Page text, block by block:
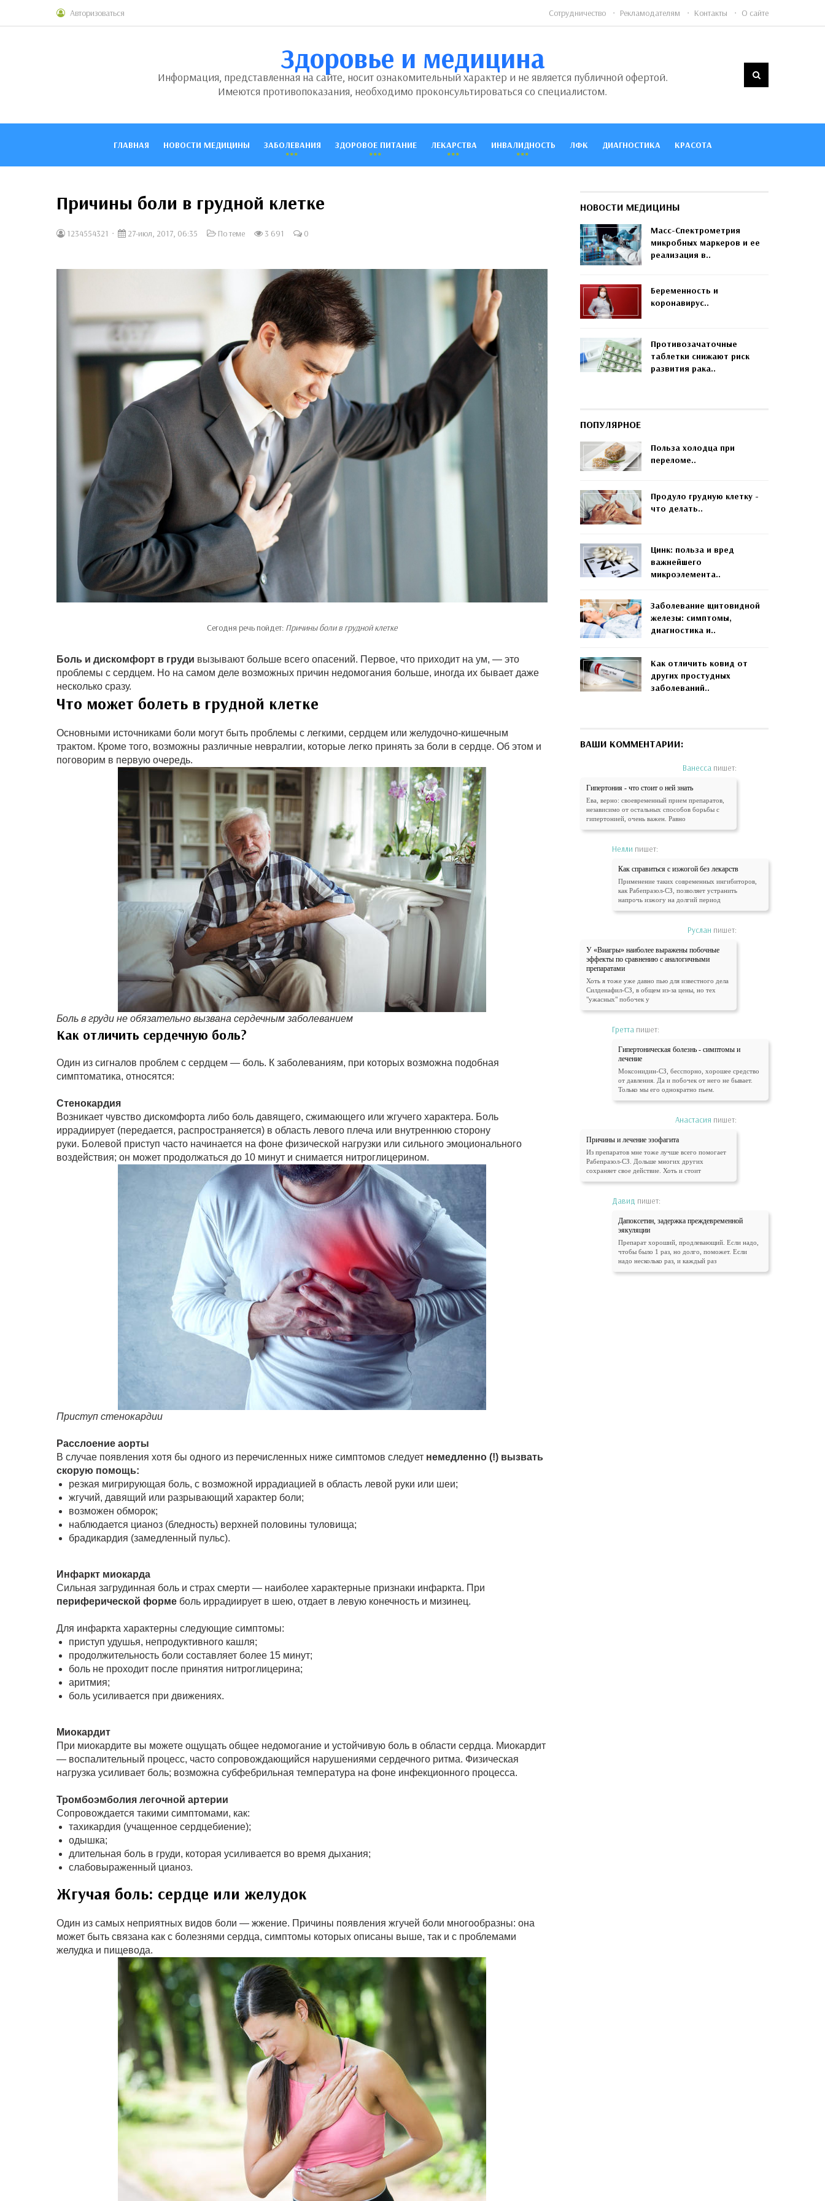
Авторизоваться Сотрудничество Рекламодателям Контакты О сайте
Здоровье и медицина
Информация, представленная на сайте, носит ознакомительный характер и не является публичной офертой.
Имеются противопоказания, необходимо проконсультироваться со специалистом.
ГЛАВНАЯ НОВОСТИ МЕДИЦИНЫ ЗАБОЛЕВАНИЯ ЗДОРОВОЕ ПИТАНИЕ ЛЕКАРСТВА ИНВАЛИДНОСТЬ ЛФК ДИАГНОСТИКА КРАСОТА
Причины боли в грудной клетке
1234554321 27-июл, 2017, 06:35 По теме 3 691 0
Сегодня речь пойдет: Причины боли в грудной клетке
Боль и дискомфорт в груди вызывают больше всего опасений. Первое, что приходит на ум, — это
проблемы с сердцем. Но на самом деле возможных причин недомогания больше, иногда их бывает даже
несколько сразу.
Что может болеть в грудной клетке
Основными источниками боли могут быть проблемы с легкими, сердцем или желудочно-кишечным
трактом. Кроме того, возможны различные невралгии, которые легко принять за боли в сердце. Об этом и
поговорим в первую очередь.
Боль в груди не обязательно вызвана сердечным заболеванием
Как отличить сердечную боль?
Один из сигналов проблем с сердцем — боль. К заболеваниям, при которых возможна подобная
симптоматика, относятся:
Стенокардия
Возникает чувство дискомфорта либо боль давящего, сжимающего или жгучего характера. Боль
иррадиирует (передается, распространяется) в область левого плеча или внутреннюю сторону
руки. Болевой приступ часто начинается на фоне физической нагрузки или сильного эмоционального
воздействия; он может продолжаться до 10 минут и снимается нитроглицерином.
Приступ стенокардии
Расслоение аорты
В случае появления хотя бы одного из перечисленных ниже симптомов следует немедленно (!) вызвать
скорую помощь:
резкая мигрирующая боль, с возможной иррадиацией в область левой руки или шеи;
жгучий, давящий или разрывающий характер боли;
возможен обморок;
наблюдается цианоз (бледность) верхней половины туловища;
брадикардия (замедленный пульс).
Инфаркт миокарда
Сильная загрудинная боль и страх смерти — наиболее характерные признаки инфаркта. При
периферической форме боль иррадиирует в шею, отдает в левую конечность и мизинец.
Для инфаркта характерны следующие симптомы:
приступ удушья, непродуктивного кашля;
продолжительность боли составляет более 15 минут;
боль не проходит после принятия нитроглицерина;
аритмия;
боль усиливается при движениях.
Миокардит
При миокардите вы можете ощущать общее недомогание и устойчивую боль в области сердца. Миокардит
— воспалительный процесс, часто сопровождающийся нарушениями сердечного ритма. Физическая
нагрузка усиливает боль; возможна субфебрильная температура на фоне инфекционного процесса.
Тромбоэмболия легочной артерии
Сопровождается такими симптомами, как:
тахикардия (учащенное сердцебиение);
одышка;
длительная боль в груди, которая усиливается во время дыхания;
слабовыраженный цианоз.
Жгучая боль: сердце или желудок
Один из самых неприятных видов боли — жжение. Причины появления жгучей боли многообразны: она
может быть связана как с болезнями сердца, симптомы которых описаны выше, так и с проблемами
желудка и пищевода.
НОВОСТИ МЕДИЦИНЫ
Масс-Спектрометрия
микробных маркеров и ее
реализация в..
Беременность и
коронавирус..
Противозачаточные
таблетки снижают риск
развития рака..
ПОПУЛЯРНОЕ
Польза холодца при
переломе..
Продуло грудную клетку -
что делать..
Цинк: польза и вред
важнейшего
микроэлемента..
Заболевание щитовидной
железы: симптомы,
диагностика и..
Как отличить ковид от
других простудных
заболеваний..
ВАШИ КОММЕНТАРИИ:
Ванесса пишет:
Гипертония - что стоит о ней знать
Ева, верно: своевременный прием препаратов,
независимо от остальных способов борьбы с
гипертонией, очень важен. Равно
Нелли пишет:
Как справиться с изжогой без лекарств
Применение таких современных ингибиторов,
как Рабепразол-СЗ, позволяет устранить
напрочь изжогу на долгий период
Руслан пишет:
У «Виагры» наиболее выражены побочные
эффекты по сравнению с аналогичными
препаратами
Хоть я тоже уже давно пью для известного дела
Силденафил-СЗ, в общем из-за цены, но тех
"ужасных" побочек у
Гретта пишет:
Гипертоническая болезнь - симптомы и
лечение
Моксонидин-СЗ, бесспорно, хорошее средство
от давления. Да и побочек от него не бывает.
Только мы его однократно пьем.
Анастасия пишет:
Причины и лечение эзофагита
Из препаратов мне тоже лучше всего помогает
Рабепразол-СЗ. Дольше многих других
сохраняет свое действие. Хоть и стоит
Давид пишет:
Дапоксетин, задержка преждевременной
эякуляции
Препарат хороший, продлевающий. Если надо,
чтобы было 1 раз, но долго, поможет. Если
надо несколько раз, и каждый раз